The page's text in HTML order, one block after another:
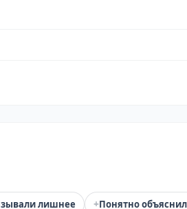
лишнее +Понятно